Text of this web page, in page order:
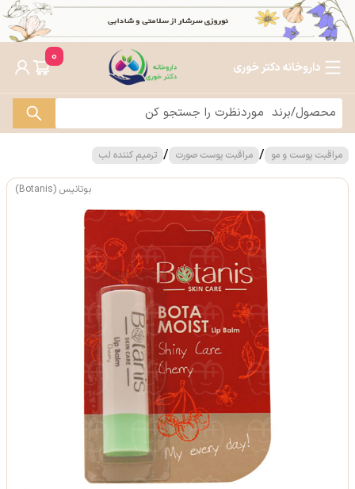
داروخانه دکتر خوری
0
مراقبت پوست و مو / مراقبت پوست صورت / ترمیم کننده لب
بوتانیس (Botanis)